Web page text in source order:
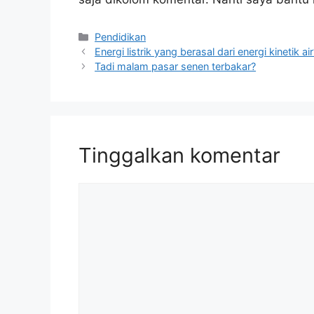
Kategori
Pendidikan
Energi listrik yang berasal dari energi kinetik
Tadi malam pasar senen terbakar?
Tinggalkan komentar